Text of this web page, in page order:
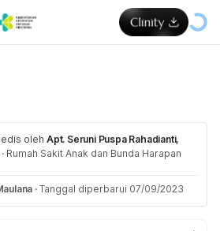
oleh Apt. Seruni Puspa Rahadianti,
· Rumah Sakit Anak dan Bunda Harapan
· Tanggal diperbarui 07/09/2023